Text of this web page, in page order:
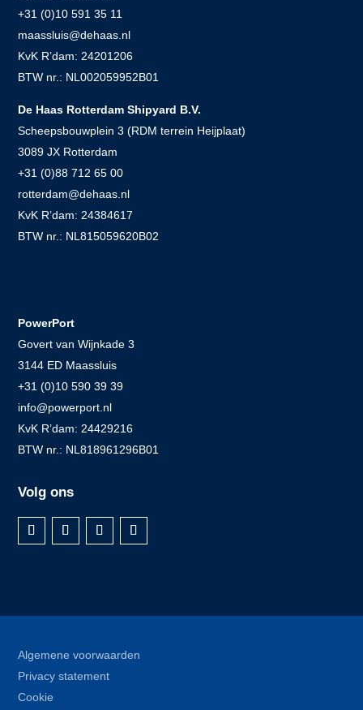
+31 (0)10 591 35 11
maassluis@dehaas.nl
KvK R’dam: 24201206
BTW nr.: NL002059952B01
De Haas Rotterdam Shipyard B.V.
Scheepsbouwplein 3 (RDM terrein Heijplaat)
3089 JX Rotterdam
+31 (0)88 712 65 00
rotterdam@dehaas.nl
KvK R’dam: 24384617
BTW nr.: NL815059620B02
PowerPort
Govert van Wijnkade 3
3144 ED Maassluis
+31 (0)10 590 39 39
info@powerport.nl
KvK R’dam: 24429216
BTW nr.: NL818961296B01
Volg ons
Algemene voorwaarden
Privacy statement
Cookie